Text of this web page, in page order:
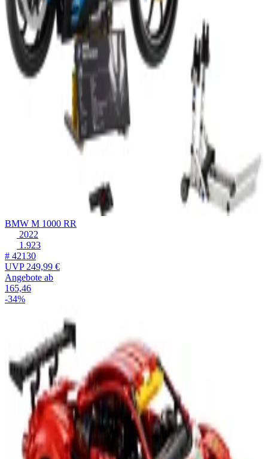
BMW M 1000 RR
2022
1.923
# 42130
UVP249,99 €
Angebote ab
165,46
-34%